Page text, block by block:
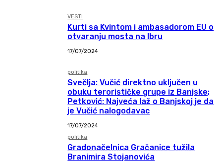
VESTI
Kurti sa Kvintom i ambasadorom EU o
otvaranju mosta na Ibru
17/07/2024
politika
Svečlja: Vučić direktno uključen u
obuku terorističke grupe iz Banjske;
Petković: Najveća laž o Banjskoj je da
je Vučić nalogodavac
17/07/2024
politika
Gradonačelnica Gračanice tužila
Branimira Stojanovića